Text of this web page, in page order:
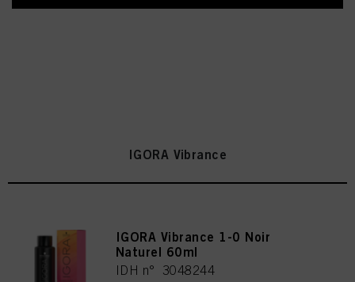
IGORA Vibrance
IGORA Vibrance 1-0 Noir
Naturel 60ml
IDH n° 3048244